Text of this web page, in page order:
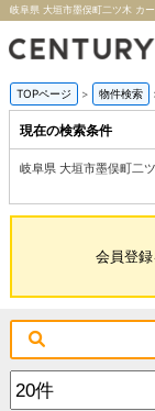
岐阜県 大垣市墨俣町二ツ木 カ
TOPページ > 物件検索
現在の検索条件
岐阜県 大垣市墨俣町二
会員登